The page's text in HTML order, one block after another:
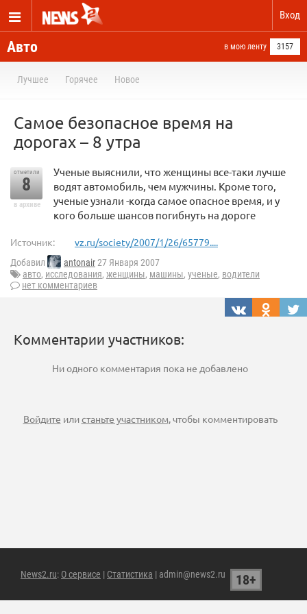
Вход
Авто в мою ленту 3157
Лучшее Горячее Новое
Самое безопасное время на
дорогах – 8 утра
отметили
8
в архиве
Ученые выяснили, что женщины все-таки лучше
водят автомобиль, чем мужчины. Кроме того,
ученые узнали -когда самое опасное время, и у
кого больше шансов погибнуть на дороге
Источник: vz.ru/society/2007/1/26/65779....
Добавил antonair27 Января 2007
авто, исследования, женщины, машины, ученые, водители
нет комментариев
Комментарии участников:
Ни одного комментария пока не добавлено
Войдите илистаньте участником, чтобы комментировать
News2.ru: О сервисе | Статистика | admin@news2.ru 18+